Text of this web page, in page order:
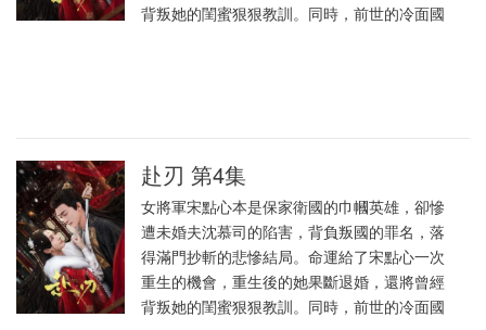
背叛她的閨蜜狠狠教訓。同時，前世的冷面國
赴刃 第4集
女將軍宋點心本是保家衛國的巾幗英雄，卻慘
遭未婚夫沈慕司的陷害，背負叛國的罪名，落
得滿門抄斬的悲慘結局。命運給了宋點心一次
重生的機會，重生後的她果斷退婚，還將曾經
背叛她的閨蜜狠狠教訓。同時，前世的冷面國